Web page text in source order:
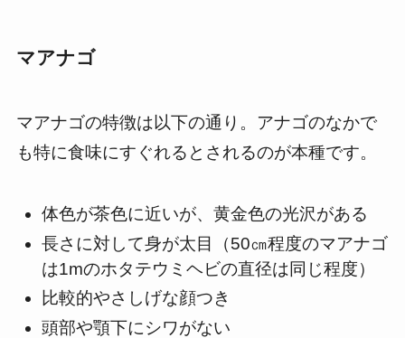
マアナゴ
マアナゴの特徴は以下の通り。アナゴのなかで
も特に食味にすぐれるとされるのが本種です。
体色が茶色に近いが、黄金色の光沢がある
長さに対して身が太目（50㎝程度のマアナゴ
は1mのホタテウミヘビの直径は同じ程度）
比較的やさしげな顔つき
頭部や顎下にシワがない